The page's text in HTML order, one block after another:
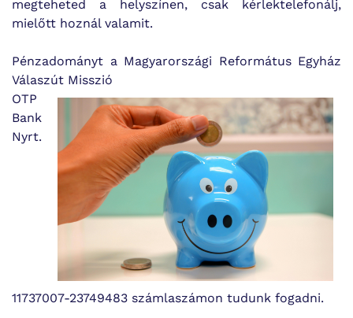
megteheted a helyszínen, csak kérlektelefonálj,
mielőtt hoznál valamit.
Pénzadományt a Magyarországi Református Egyház
Válaszút Misszió
OTP
Bank
Nyrt.
11737007-23749483 számlaszámon tudunk fogadni.